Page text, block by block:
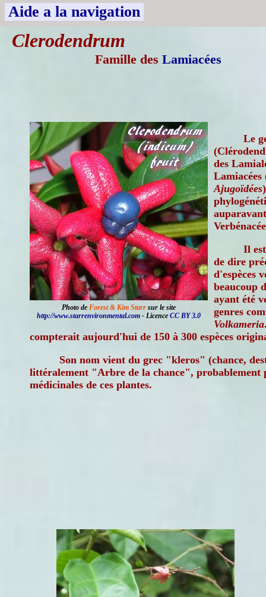
Aide a la navigation
Clerodendrum
Famille des Lamiacées
Photo de Forest & Kim Starr sur le site
http://www.starrenvironmental.com - Licence CC BY 3.0
Le
des
Lamiacées
Ajugoïdées
Il
de dire
d'espèces
beaucoup
ayant été
genres
Volkameria
compterait aujourd'hui de 150 à 300 espèces
Son nom vient du grec "kleros" (chance,
littéralement "Arbre de la chance", probablement
médicinales de ces plantes.